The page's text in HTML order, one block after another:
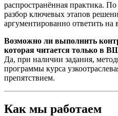
распространённая практика.
разбор ключевых этапов
аргументированно ответить на
Возможно ли выполнить
которая читается только в
Да, при наличии задания,
программы курса
препятствием.
Как мы работаем